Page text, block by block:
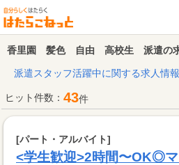
香里園 髪色 自由 高校生 派遣の
派遣スタッフ活躍中に関する求人情
ヒット件数： 43件
[パート・アルバイト]
<学生歓迎>2時間〜OK◎